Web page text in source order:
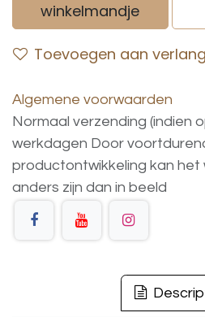
winkelmandje
Toevoegen aan
Algemene voorwaarden
Normaal verzending (indien
werkdagen Door
productontwikkeling kan het
anders zijn dan in beeld